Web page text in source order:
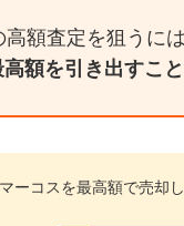
額査定を狙うには
高額を引き出すこ
ーコスを最高額で売却し